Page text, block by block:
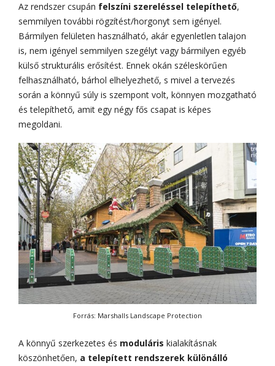
Az rendszer csupán felszíni szereléssel telepíthető,
semmilyen további rögzítést/horgonyt sem igényel.
Bármilyen felületen használható, akár egyenletlen talajon
is, nem igényel semmilyen szegélyt vagy bármilyen egyéb
külső strukturális erősítést. Ennek okán széleskörűen
felhasználható, bárhol elhelyezhető, s mivel a tervezés
során a könnyű súly is szempont volt, könnyen mozgatható
és telepíthető, amit egy négy fős csapat is képes
megoldani.
Forrás: Marshalls Landscape Protection
A könnyű szerkezetes és moduláris kialakításnak
köszönhetően, a telepített rendszerek különálló